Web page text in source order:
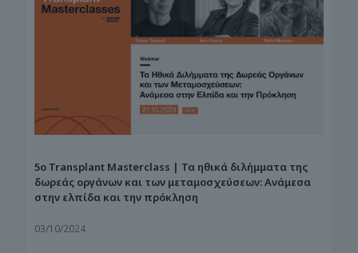
5ο Transplant Masterclass | Τα ηθικά διλήμματα της
δωρεάς οργάνων και των μεταμοσχεύσεων: Ανάμεσα
στην ελπίδα και την πρόκληση
03/10/2024